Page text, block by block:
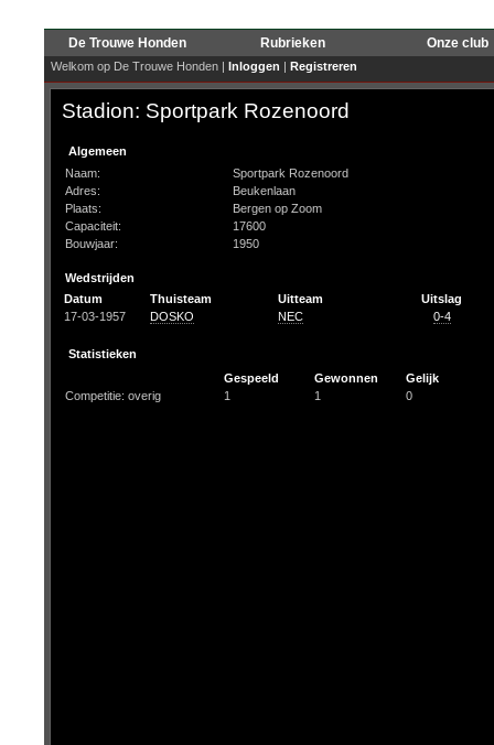
De Trouwe Honden Rubrieken Onze club
Welkom op De Trouwe Honden | Inloggen | Registreren
Stadion: Sportpark Rozenoord
Algemeen
Naam:
Sportpark Rozenoord
Adres:
Beukenlaan
Plaats:
Bergen op Zoom
Capaciteit:
17600
Bouwjaar:
1950
Wedstrijden
Datum
Thuisteam Uitteam
Uitslag
17-03-1957
DOSKO NEC 0-4
Statistieken
Gespeeld
Gewonnen
Gelijk
Competitie: overig
1 1 0